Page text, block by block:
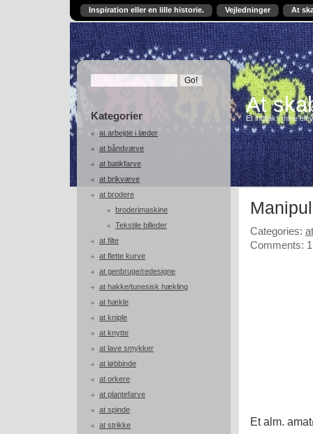
Inspiration eller en lille historie. Vejledninger At
Kategorier
at arbejde i læder
at båndvæve
at batikfarve
at brikvæve
at brodere
broderimaskine
Tekstile billeder
at filte
at flette kurve
at genbruge/redesigne
at hakke/tunesisk hækling
at hækle
at kniple
at knytte
at lave smykker
at løbbinde
at orkere
at plantefarve
at spinde
at strikke
At
Et indblik i mine
Categories:
Comments: 1
Et alm.